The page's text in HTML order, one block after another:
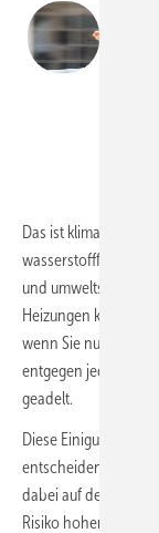
Das ist
wasserstofffähigen
und
Heizungen können
wenn Sie nur einen
entgegen jeder
geadelt.
Diese Einigung trägt
entscheidenden
dabei auf der
Risiko hoher